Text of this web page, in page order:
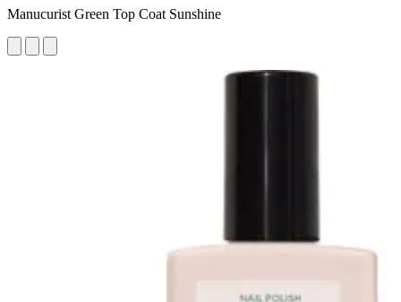
Manucurist Green Top Coat Sunshine